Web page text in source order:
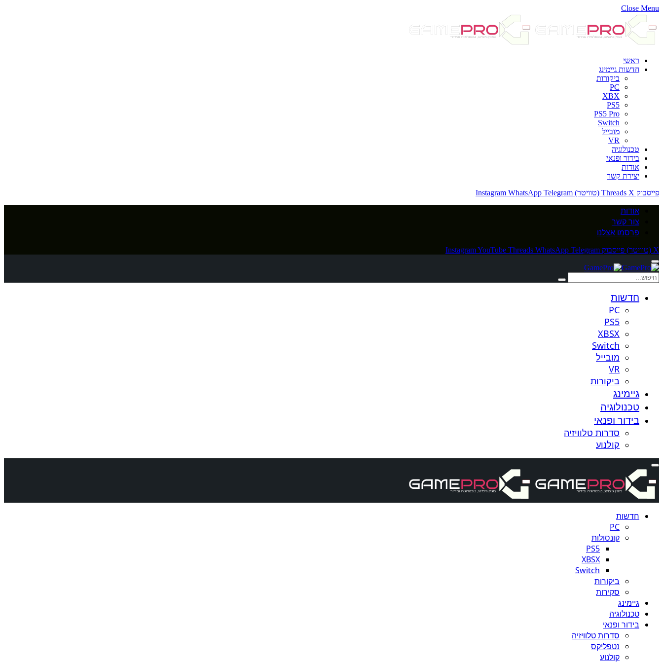
Close Menu
ראשי
חדשות גיימינג
ביקורות
PC
XBX
PS5
PS5 Pro
Switch
מובייל
VR
טכנולוגיה
בידור ופנאי
אודות
יצירת קשר
פייסבוק
Threads X (טוויטר) Instagram WhatsApp Telegram
אודות
צור קשר
פרסמו אצלנו
X (טוויטר) פייסבוק InstagramYouTube Threads WhatsApp Telegram
חדשות
PC
PS5
XBSX
Switch
מובייל
VR
ביקורות
גיימינג
טכנולוגיה
בידור ופנאי
סדרות טלוויזיה
קולנוע
חדשות
PC
קונסולות
PS5
XBSX
Switch
ביקורות
סקירות
גיימינג
טכנולוגיה
בידור ופנאי
סדרות טלוויזיה
נטפליקס
קולנוע